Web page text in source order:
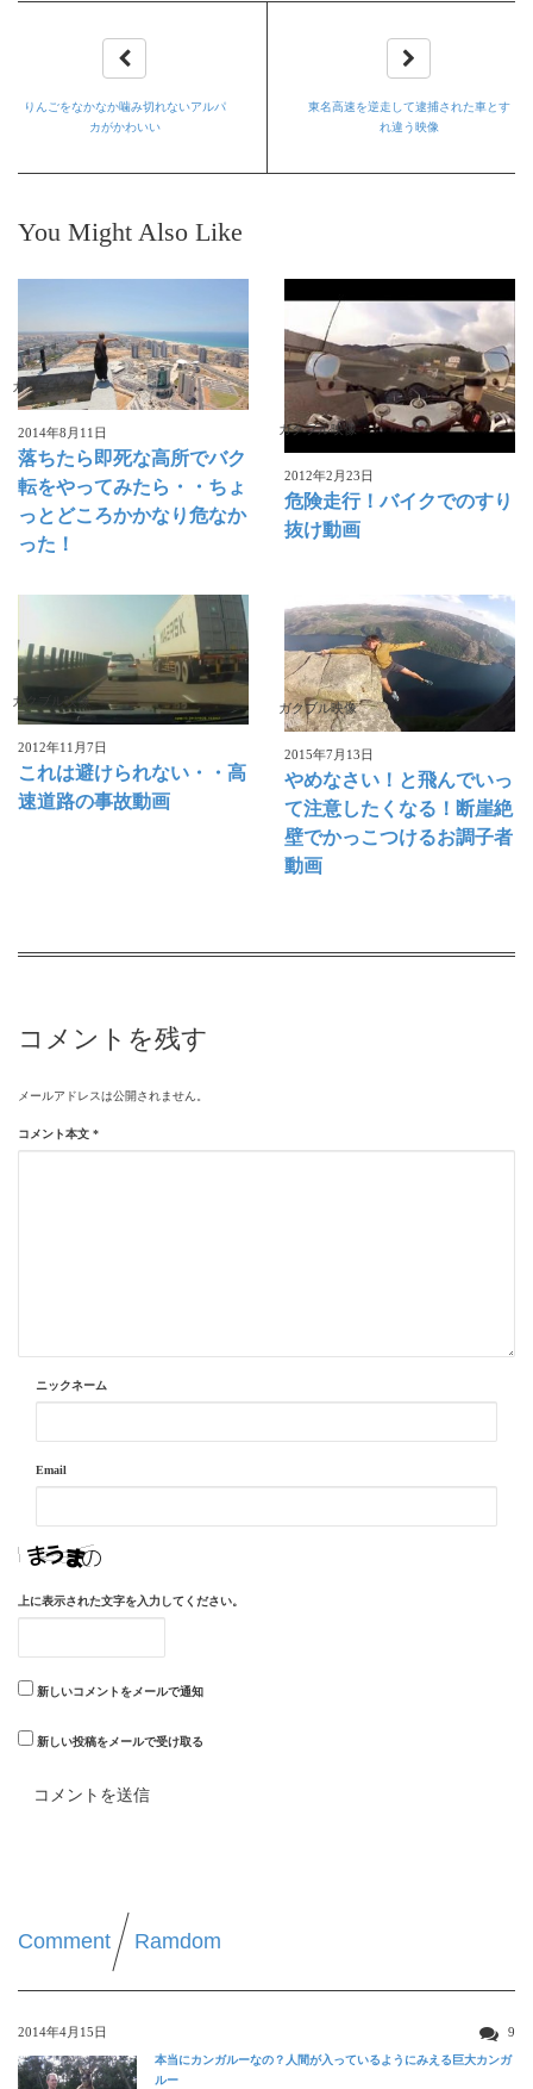
りんごをなかなか噛み切れないアルパ
カがかわいい
東名高速を逆走して逮捕された車とす
れ違う映像
You Might Also Like
ガクブル映像
2014年8月11日
落ちたら即死な高所でバク
転をやってみたら・・ちょ
っとどころかかなり危なか
った！
ガクブル映像
2012年2月23日
危険走行！バイクでのすり
抜け動画
ガクブル映像
2012年11月7日
これは避けられない・・高
速道路の事故動画
ガクブル映像
2015年7月13日
やめなさい！と飛んでいっ
て注意したくなる！断崖絶
壁でかっこつけるお調子者
動画
コメントを残す
メールアドレスは公開されません。
コメント本文 *
ニックネーム
Email
上に表示された文字を入力してください。
新しいコメントをメールで通知
新しい投稿をメールで受け取る
Comment Ramdom
2014年4月15日 9
本当にカンガルーなの？人間が入っているようにみえる巨大カンガ
ルー